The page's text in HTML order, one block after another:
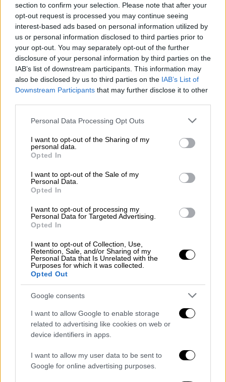
section to confirm your selection. Please note that after your
opt-out request is processed you may continue seeing
interest-based ads based on personal information utilized by
us or personal information disclosed to third parties prior to
your opt-out. You may separately opt-out of the further
disclosure of your personal information by third parties on the
IAB’s list of downstream participants. This information may
also be disclosed by us to third parties on the IAB’s List of
Downstream Participants that may further disclose it to other
Please note that this website/app uses one or more Google
not limited to your visit or usage behaviour. You may click to
grant or deny consent to Google and its third-party tags to
use your data for below specified purposes in below Google
consent section.
Personal Data Processing Opt Outs
I want to opt-out of the Sharing of my
personal data.
Opted In
I want to opt-out of the Sale of my
Personal Data.
Opted In
I want to opt-out of processing my
Personal Data for Targeted Advertising.
Opted In
I want to opt-out of Collection, Use,
Retention, Sale, and/or Sharing of my
Personal Data that Is Unrelated with the
Purposes for which it was collected.
Opted Out
Google consents
I want to allow Google to enable storage
related to advertising like cookies on web or
device identifiers in apps.
I want to allow my user data to be sent to
Google for online advertising purposes.
Η γέφυρα του Μπρούκλιν πάνω από τον
ποταμό East River, που συνδέει το
Μπρούκλιν με το Μανχάταν στη Νέα Υόρκη,
άνοιξε για το κοινό το 1883. Η ίδια γέφυρα
χρησιμοποιείται ακόμη, σχεδόν ενάμιση
αιώνα μετά.
Ιστορία|29.03.2023 07:55
6 ανόητες μαζικές υστερίες που
έπληξαν τον κόσμο: Το ψεύδος της
Γαλλικής Επανάστασης, τα
απαγορευμένα κανό, η αντικομουνιστική
φρενίτιδα και το Νερό του Καματερού
Οι μαζικές υστερίες - «moral panics» είναι ο
αγγλοσαξονικός όρος – ιδιαίτερα εκείνες
που έχουν ηθικό υπόβαθρο, έχουν κατά